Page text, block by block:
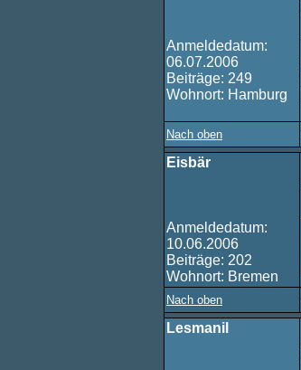
Anmeldedatum:
06.07.2006
Beiträge: 249
Wohnort: Hamburg
Nach oben
Eisbär
Anmeldedatum:
10.06.2006
Beiträge: 202
Wohnort: Bremen
Nach oben
Lesmanil